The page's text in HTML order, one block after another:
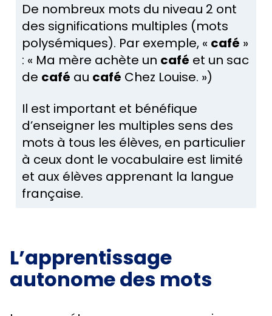
De nombreux mots du niveau 2 ont
des significations multiples (mots
polysémiques). Par exemple, « café »
: « Ma mère achète un café et un sac
de café au café Chez Louise. »)
Il est important et bénéfique
d’enseigner les multiples sens des
mots à tous les élèves, en particulier
à ceux dont le vocabulaire est limité
et aux élèves apprenant la langue
française.
L’apprentissage
autonome des mots